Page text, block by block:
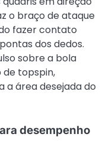
o braço de ataque
fazer contato
dos dedos.
sobre a bola
topspin,
a área desejada do
desempenho